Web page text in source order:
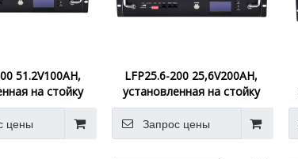
51.2V100AH,
на стойку
цены
LFP25.6-200 25,6V200AH,
установленная на стойку
Запрос цены